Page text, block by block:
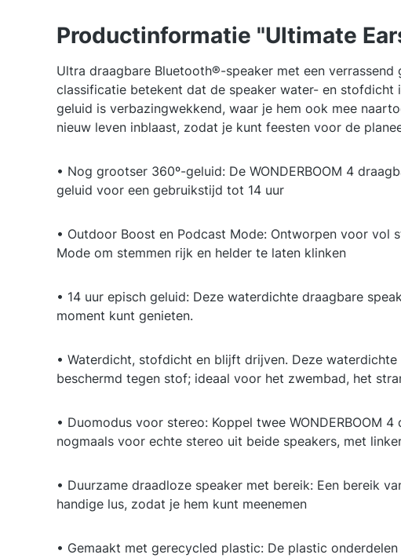
Productinformatie "Ultimate
Ultra draagbare Bluetooth®-speaker met een
classificatie betekent dat de speaker water- en stofdicht
geluid is verbazingwekkend, waar je hem ook mee
nieuw leven inblaast, zodat je kunt feesten voor de
• Nog grootser 360º-geluid: De WONDERBOOM 4
geluid voor een gebruikstijd tot 14 uur
• Outdoor Boost en Podcast Mode: Ontworpen voor
Mode om stemmen rijk en helder te laten klinken
• 14 uur episch geluid: Deze waterdichte draagbare
moment kunt genieten.
• Waterdicht, stofdicht en blijft drijven. Deze
beschermd tegen stof; ideaal voor het zwembad, het
• Duomodus voor stereo: Koppel twee WONDERBOOM
nogmaals voor echte stereo uit beide speakers, met
• Duurzame draadloze speaker met bereik: Een bereik
handige lus, zodat je hem kunt meenemen
• Gemaakt met gerecycled plastic: De plastic